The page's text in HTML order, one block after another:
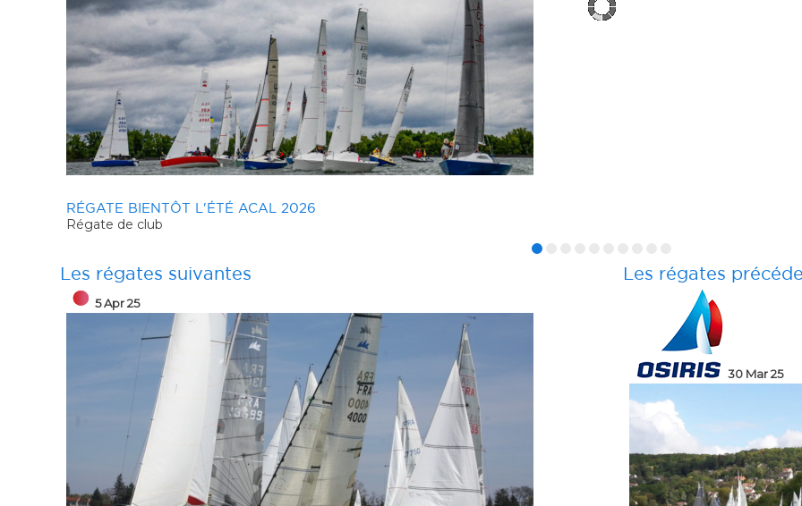
ACAL RÉGATE DE BASSIN
Les régates suivantes
5 Apr 25
5 Apr 25
Les régates
30 Mar 25 23 Mar 25